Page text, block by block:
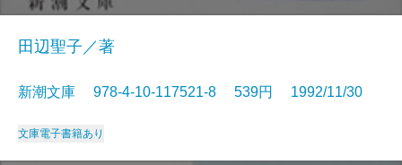
田辺聖子／著
新潮文庫 978-4-10-117521-8 539円 1992/11/30
文庫電子書籍あり